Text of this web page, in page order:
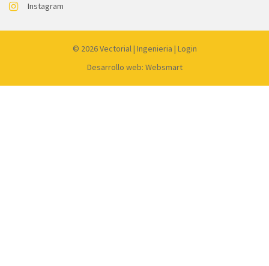
Instagram
© 2026Vectorial| Ingenieria | Login
Desarrollo web: Websmart